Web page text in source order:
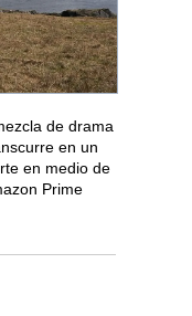
de drama
en un
en medio de
Prime